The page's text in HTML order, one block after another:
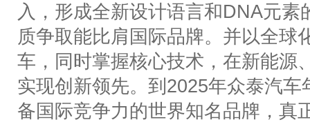
入，形成全新设计语言和DNA元素
质争取能比肩国际品牌。并以全球
车，同时掌握核心技术，在新能源
实现创新领先。到 2025年众泰汽车
备国际竞争力的世界知名品牌，真